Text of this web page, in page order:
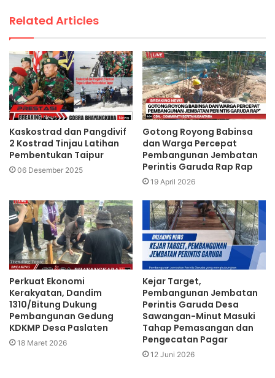
Related Articles
Kaskostrad dan Pangdivif
2 Kostrad Tinjau Latihan
Pembentukan Taipur
06 Desember 2025
Gotong Royong Babinsa
dan Warga Percepat
Pembangunan Jembatan
Perintis Garuda Rap Rap
19 April 2026
Perkuat Ekonomi
Kerakyatan, Dandim
1310/Bitung Dukung
Pembangunan Gedung
KDKMP Desa Paslaten
18 Maret 2026
Kejar Target,
Pembangunan Jembatan
Perintis Garuda Desa
Sawangan-Minut Masuki
Tahap Pemasangan dan
Pengecatan Pagar
12 Juni 2026